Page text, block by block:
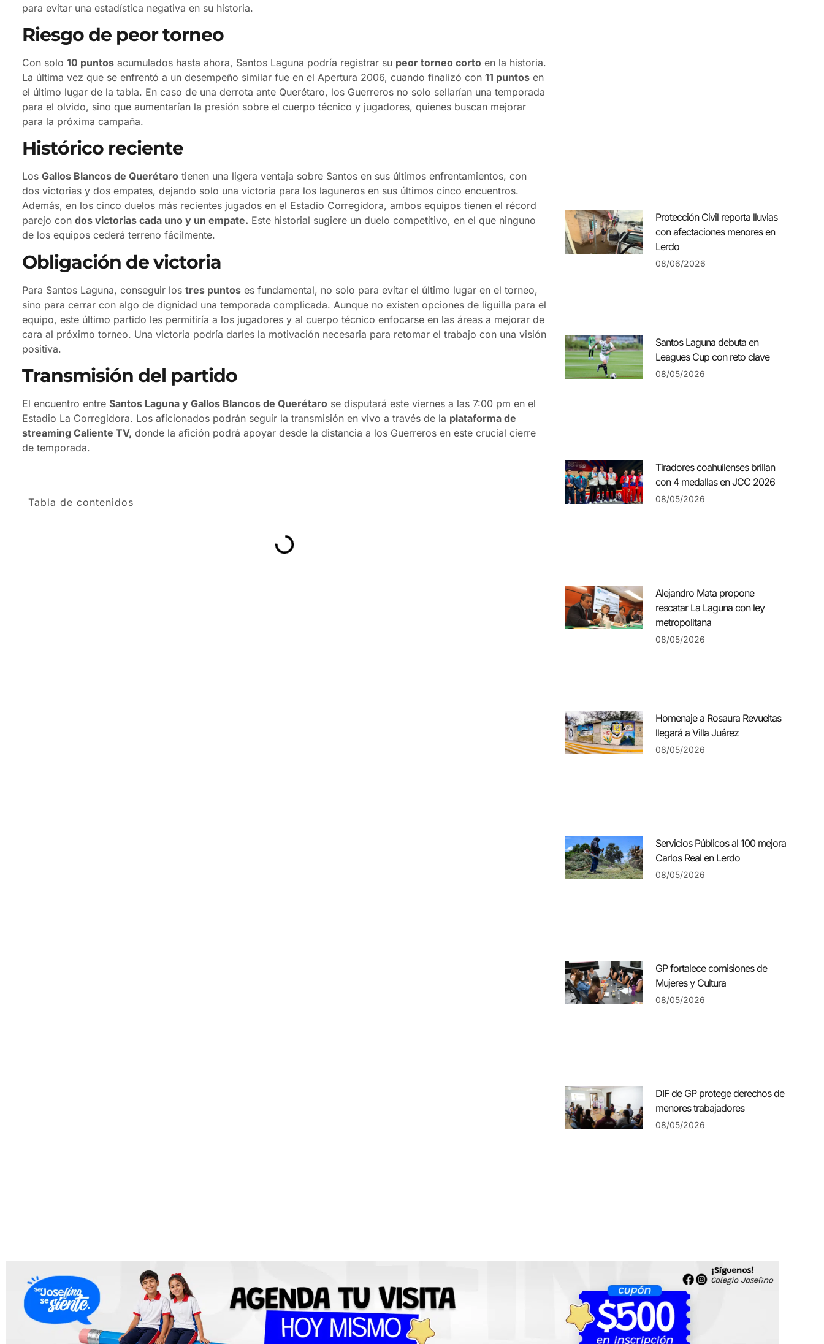
para evitar una estadística negativa en su historia.
Riesgo de peor torneo
Con solo 10 puntos acumulados hasta ahora, Santos Laguna podría registrar su peor torneo corto en la historia.
La última vez que se enfrentó a un desempeño similar fue en el Apertura 2006, cuando finalizó con 11 puntos en
el último lugar de la tabla. En caso de una derrota ante Querétaro, los Guerreros no solo sellarían una temporada
para el olvido, sino que aumentarían la presión sobre el cuerpo técnico y jugadores, quienes buscan mejorar
para la próxima campaña.
Histórico reciente
Los Gallos Blancos de Querétaro tienen una ligera ventaja sobre Santos en sus últimos enfrentamientos, con
dos victorias y dos empates, dejando solo una victoria para los laguneros en sus últimos cinco encuentros.
Además, en los cinco duelos más recientes jugados en el Estadio Corregidora, ambos equipos tienen el récord
parejo con dos victorias cada uno y un empate. Este historial sugiere un duelo competitivo, en el que ninguno
de los equipos cederá terreno fácilmente.
Obligación de victoria
Para Santos Laguna, conseguir los tres puntos es fundamental, no solo para evitar el último lugar en el torneo,
sino para cerrar con algo de dignidad una temporada complicada. Aunque no existen opciones de liguilla para el
equipo, este último partido les permitiría a los jugadores y al cuerpo técnico enfocarse en las áreas a mejorar de
cara al próximo torneo. Una victoria podría darles la motivación necesaria para retomar el trabajo con una visión
positiva.
Transmisión del partido
El encuentro entre Santos Laguna y Gallos Blancos de Querétaro se disputará este viernes a las 7:00 pm en el
Estadio La Corregidora. Los aficionados podrán seguir la transmisión en vivo a través de la plataforma de
streaming Caliente TV, donde la afición podrá apoyar desde la distancia a los Guerreros en este crucial cierre
de temporada.
Tabla de contenidos
Protección Civil reporta lluvias
con afectaciones menores en
Lerdo
08/06/2026
Santos Laguna debuta en
Leagues Cup con reto clave
08/05/2026
Tiradores coahuilenses brillan
con 4 medallas en JCC 2026
08/05/2026
Alejandro Mata propone
rescatar La Laguna con ley
metropolitana
08/05/2026
Homenaje a Rosaura Revueltas
llegará a Villa Juárez
08/05/2026
Servicios Públicos al 100 mejora
Carlos Real en Lerdo
08/05/2026
GP fortalece comisiones de
Mujeres y Cultura
08/05/2026
DIF de GP protege derechos de
menores trabajadores
08/05/2026